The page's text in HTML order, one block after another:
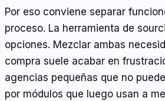
Por eso conviene separar
proceso. La herramienta de
opciones. Mezclar ambas
compra suele acabar en
agencias pequeñas que no
por módulos que luego usan a